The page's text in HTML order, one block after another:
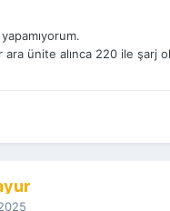
ara ünite alınca 220 ile şarj